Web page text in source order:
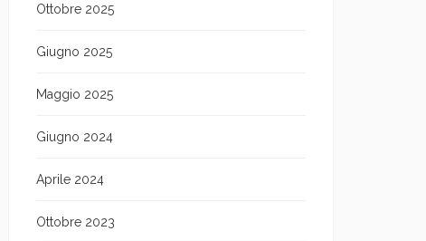
Ottobre 2025
Giugno 2025
Maggio 2025
Giugno 2024
Aprile 2024
Ottobre 2023